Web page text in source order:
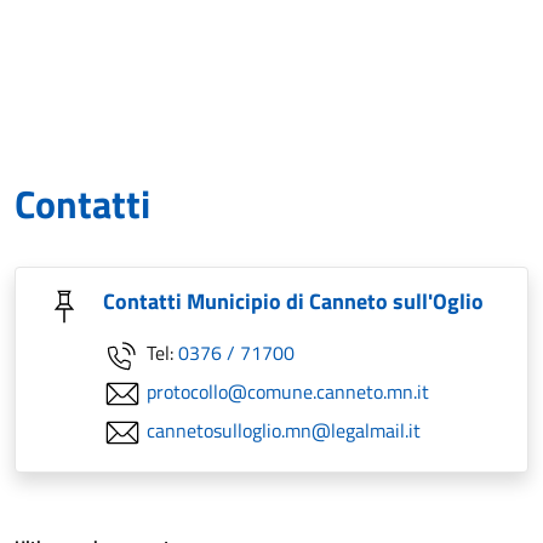
Contatti
Contatti Municipio di Canneto sull'Oglio
Tel:0376 / 71700
protocollo@comune.canneto.mn.it
cannetosulloglio.mn@legalmail.it